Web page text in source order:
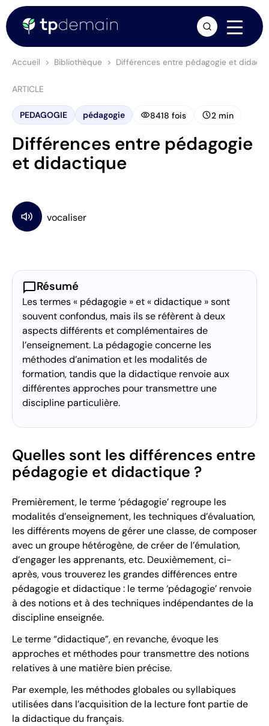
Accueil Bibliothèque Différences entre pédagogie et
ARTICLE
PEDAGOGIE pédagogie visibility8418 fois schedule2 min
Différences entre pédagogie
et didactique
chat_bubbleRésumé
Les termes « pédagogie » et « didactique » sont
souvent confondus, mais ils se réfèrent à deux
aspects différents et complémentaires de
l’enseignement. La pédagogie concerne les
méthodes d’animation et les modalités de
formation, tandis que la didactique renvoie aux
différentes approches pour transmettre une
discipline particulière.
Quelles sont les différences entre
pédagogie et didactique ?
Premièrement, le terme ‘pédagogie’ regroupe les
modalités d’enseignement, les techniques d’évaluation,
les différents moyens de gérer une classe, de composer
avec un groupe hétérogène, de créer de l’émulation,
d’engager les apprenants, etc. Deuxièmement, ci-
après, vous trouverez les grandes différences entre
pédagogie et didactique : le terme ‘pédagogie’ renvoie
à des notions et à des techniques indépendantes de la
discipline enseignée.
Le terme “didactique”, en revanche, évoque les
approches et méthodes pour transmettre des notions
relatives à une matière bien précise.
Par exemple, les méthodes globales ou syllabiques
utilisées dans l’acquisition de la lecture font partie de
la didactique du français.
arrow_forward